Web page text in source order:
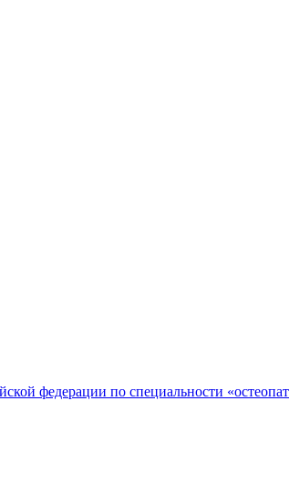
федерации по специальности